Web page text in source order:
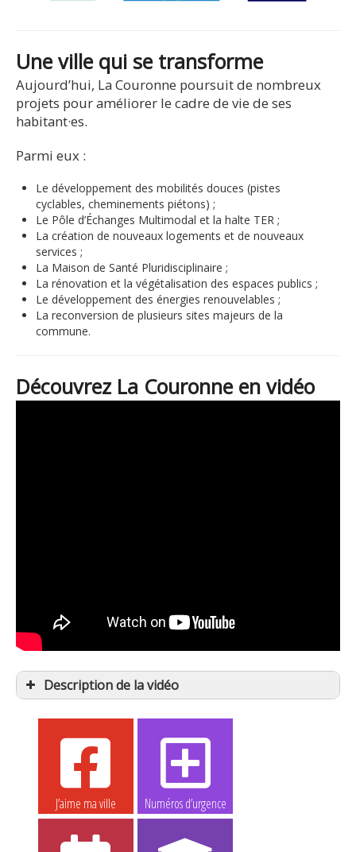
Une ville qui se transforme
Aujourd’hui, La Couronne poursuit de nombreux
projets pour améliorer le cadre de vie de ses
habitant·es.
Parmi eux :
Le développement des mobilités douces (pistes
cyclables, cheminements piétons) ;
Le Pôle d’Échanges Multimodal et la halte TER ;
La création de nouveaux logements et de nouveaux
services ;
La Maison de Santé Pluridisciplinaire ;
La rénovation et la végétalisation des espaces publics ;
Le développement des énergies renouvelables ;
La reconversion de plusieurs sites majeurs de la
commune.
Découvrez La Couronne en vidéo
Description de la vidéo
J’aime ma ville Numéros d’urgence